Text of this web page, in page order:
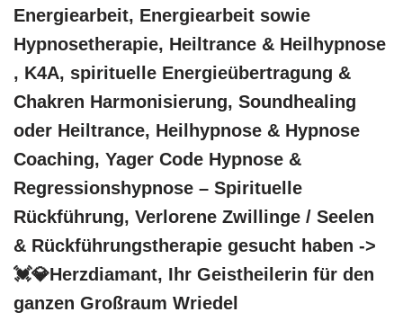
Energiearbeit, Energiearbeit sowie
Hypnosetherapie, Heiltrance & Heilhypnose
, K4A, spirituelle Energieübertragung &
Chakren Harmonisierung, Soundhealing
oder Heiltrance, Heilhypnose & Hypnose
Coaching, Yager Code Hypnose &
Regressionshypnose – Spirituelle
Rückführung, Verlorene Zwillinge / Seelen
& Rückführungstherapie gesucht haben ->
💓️💎Herzdiamant, Ihr Geistheilerin für den
ganzen Großraum Wriedel